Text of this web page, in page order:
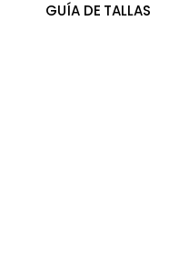
GUÍA DE TALLAS